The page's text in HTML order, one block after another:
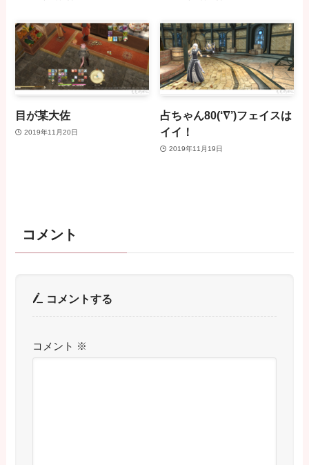
目が某大佐
2019年11月20日
占ちゃん80(‘∇’)フェイスは
イイ！
2019年11月19日
コメント
コメントする
コメント ※